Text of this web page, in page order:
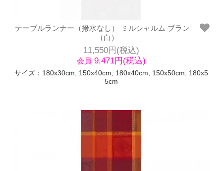
テーブルランナー（撥水なし） ミルシャルム ブラン
（白）
11,550円(税込)
会員 9,471円(税込)
サイズ：180x30cm, 150x40cm, 180x40cm, 150x50cm, 180x5
5cm